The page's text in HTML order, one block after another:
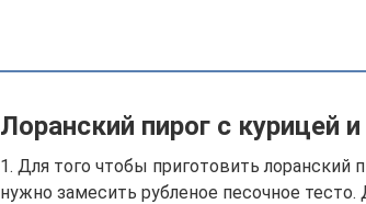
Лоранский пирог с курицей
1. Для того чтобы приготовить лоранский
нужно замесить рубленое песочное